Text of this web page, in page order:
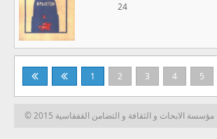
24
1 2 3 4 5
© 2015 مؤسسة الابحاث و الثقافة و التضامن القفقاسية